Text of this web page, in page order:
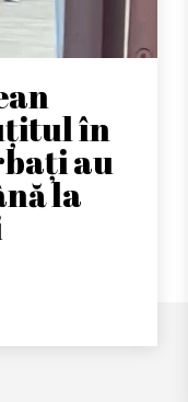
în
au
la